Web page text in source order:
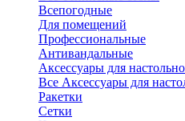
Всепогодные
Для помещений
Профессиональные
Антивандальные
Аксессуары для
Все Аксессуары для
Ракетки
Сетки